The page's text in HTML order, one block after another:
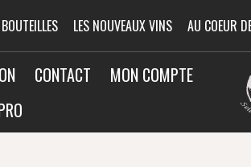
LES NOUVEAUX VINS AU COEUR
CONTACT
MON COMPTE